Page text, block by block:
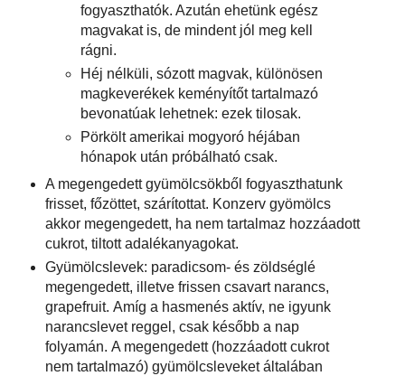
fogyaszthatók. Azután ehetünk egész
magvakat is, de mindent jól meg kell
rágni.
Héj nélküli, sózott magvak, különösen
magkeverékek keményítőt tartalmazó
bevonatúak lehetnek: ezek tilosak.
Pörkölt amerikai mogyoró héjában
hónapok után próbálható csak.
A megengedett gyümölcsökből fogyaszthatunk
frisset, főzöttet, szárítottat. Konzerv gyömölcs
akkor megengedett, ha nem tartalmaz hozzáadott
cukrot, tiltott adalékanyagokat.
Gyümölcslevek: paradicsom- és zöldséglé
megengedett, illetve frissen csavart narancs,
grapefruit. Amíg a hasmenés aktív, ne igyunk
narancslevet reggel, csak később a nap
folyamán. A megengedett (hozzáadott cukrot
nem tartalmazó) gyümölcsleveket általában